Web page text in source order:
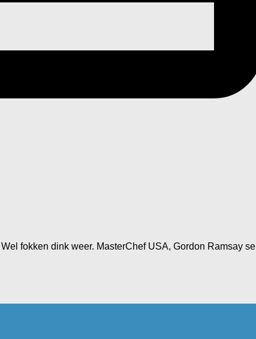
fokken dink weer. MasterChef USA, Gordon Ramsay se